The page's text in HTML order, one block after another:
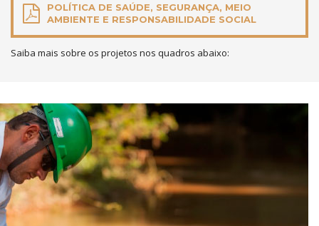
POLÍTICA DE SAÚDE, SEGURANÇA, MEIO
AMBIENTE E RESPONSABILIDADE SOCIAL
Saiba mais sobre os projetos nos quadros abaixo: